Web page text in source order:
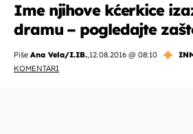
Ime njihove kćerkice
dramu – pogledajte
Piše Ana Vela/I.IB.,12.08.2016 @ 08:10
KOMENTARI